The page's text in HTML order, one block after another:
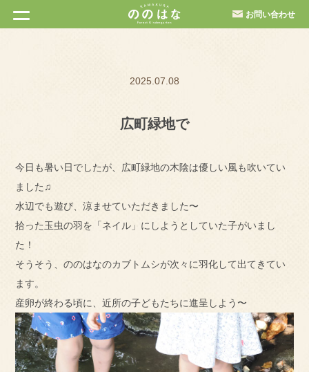
お問い合わせ
2025.07.08
広町緑地で
今日も暑い日でしたが、広町緑地の木陰は優しい風も吹いてい
ました♫
水辺でも遊び、涼ませていただきました〜
拾った玉虫の羽を「ネイル」にしようとしていた子がいまし
た！
そうそう、ののはなのカブトムシが次々に羽化して出てきてい
ます。
産卵が終わる頃に、近所の子どもたちに進呈しよう〜